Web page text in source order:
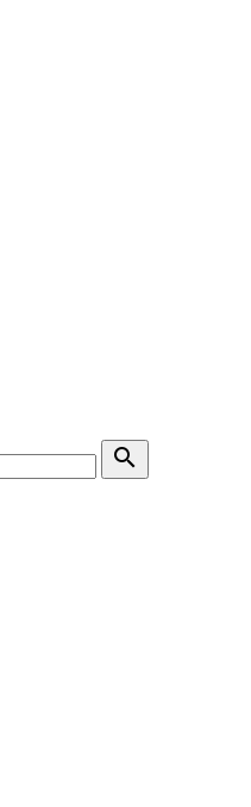
search